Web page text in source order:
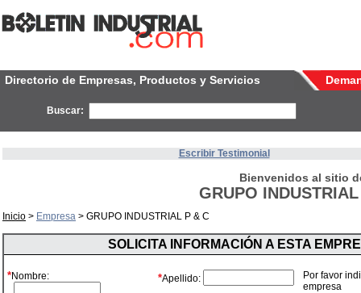
Directorio de Empresas, Productos y Servicios
Buscar:
Escribir Testimonial
Bienvenidos al sitio
GRUPO
Inicio > Empresa > GRUPO INDUSTRIAL P & C
SOLICITA INFORMACIÓN A ESTA
*Nombre: *Apellido:
Por favor
empresa